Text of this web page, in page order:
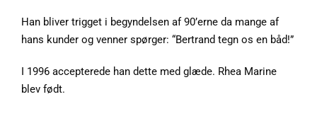
Han bliver trigget i begyndelsen af ​​90’erne da mange af
hans kunder og venner spørger: “Bertrand tegn os en båd!”
I 1996 accepterede han dette med glæde. Rhea Marine
blev født.